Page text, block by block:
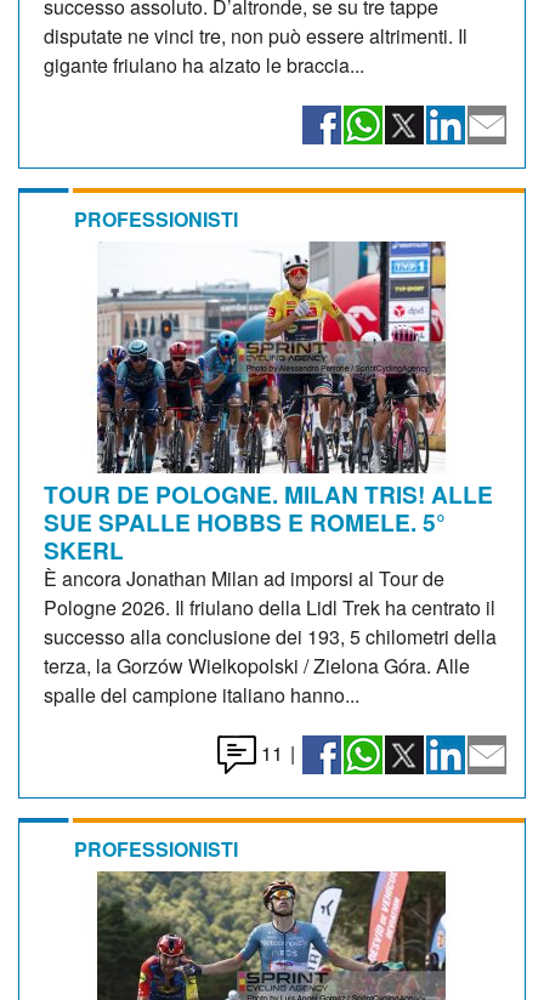
successo assoluto. D’altronde, se su tre tappe
disputate ne vinci tre, non può essere altrimenti. Il
gigante friulano ha alzato le braccia...
PROFESSIONISTI
TOUR DE POLOGNE. MILAN TRIS! ALLE
SUE SPALLE HOBBS E ROMELE. 5°
SKERL
È ancora Jonathan Milan ad imporsi al Tour de
Pologne 2026. Il friulano della Lidl Trek ha centrato il
successo alla conclusione dei 193, 5 chilometri della
terza, la Gorzów Wielkopolski / Zielona Góra. Alle
spalle del campione italiano hanno...
11 |
PROFESSIONISTI